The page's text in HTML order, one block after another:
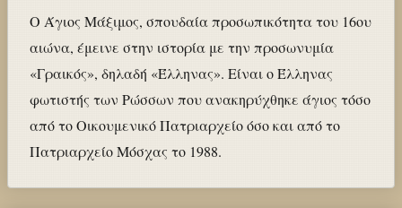
Ο Άγιος Μάξιμος, σπουδαία προσωπικότητα του 16ου
αιώνα, έμεινε στην ιστορία με την προσωνυμία
«Γραικός», δηλαδή «Έλληνας». Είναι ο Έλληνας
φωτιστής των Ρώσσων που ανακηρύχθηκε άγιος τόσο
από το Οικουμενικό Πατριαρχείο όσο και από το
Πατριαρχείο Μόσχας το 1988.